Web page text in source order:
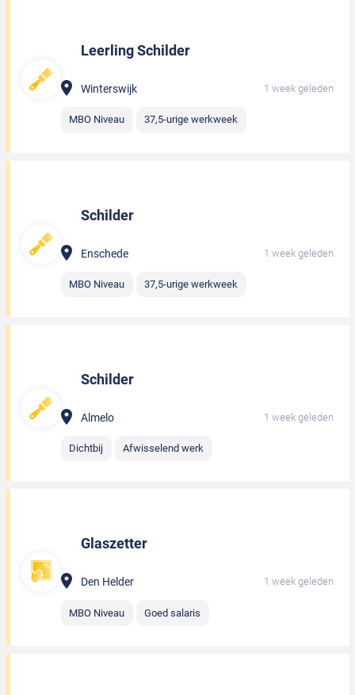
Leerling Schilder
Winterswijk 1 week geleden
MBO Niveau 37,5-urige werkweek
Schilder
Enschede 1 week geleden
MBO Niveau 37,5-urige werkweek
Schilder
Almelo 1 week geleden
Dichtbij Afwisselend werk
Glaszetter
Den Helder 1 week geleden
MBO Niveau Goed salaris